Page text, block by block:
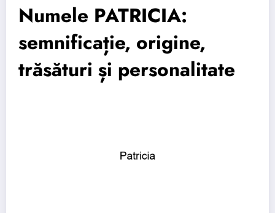
Numele PATRICIA:
semnificație, origine,
trăsături și personalitate